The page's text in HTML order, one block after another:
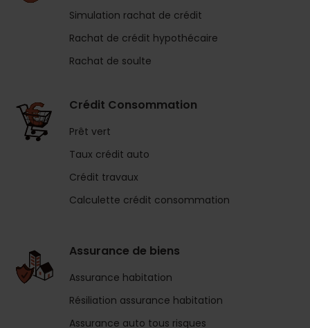
Simulation rachat de crédit
Rachat de crédit hypothécaire
Rachat de soulte
Crédit Consommation
Prêt vert
Taux crédit auto
Crédit travaux
Calculette crédit consommation
Assurance de biens
Assurance habitation
Résiliation assurance habitation
Assurance auto tous risques